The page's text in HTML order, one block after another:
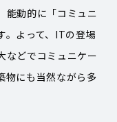
能動的に「コミュニ
。よって、ITの登場
などでコミュニケー
物にも当然ながら多